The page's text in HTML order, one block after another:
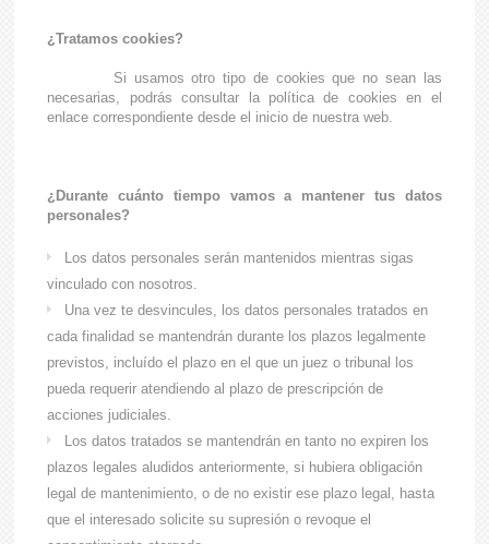
¿Tratamos cookies?
Si usamos otro tipo de cookies que no sean las
necesarias, podrás consultar la política de cookies en el
enlace correspondiente desde el inicio de nuestra web.
¿Durante cuánto tiempo vamos a mantener tus datos
personales?
Los datos personales serán mantenidos mientras sigas
vinculado con nosotros.
Una vez te desvincules, los datos personales tratados en
cada finalidad se mantendrán durante los plazos legalmente
previstos, incluído el plazo en el que un juez o tribunal los
pueda requerir atendiendo al plazo de prescripción de
acciones judiciales.
Los datos tratados se mantendrán en tanto no expiren los
plazos legales aludidos anteriormente, si hubiera obligación
legal de mantenimiento, o de no existir ese plazo legal, hasta
que el interesado solicite su supresión o revoque el